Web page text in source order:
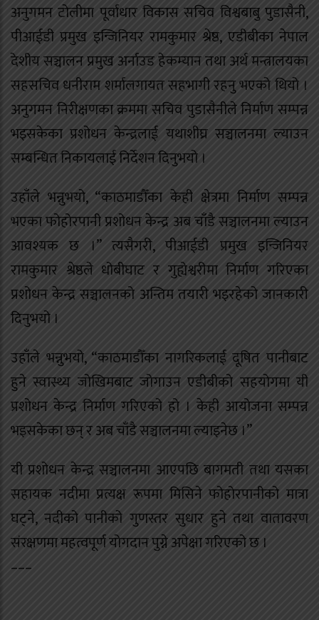
अनुगमन टोलीमा पूर्वाधार विकास सचिव विश्वबाबु पुडासैनी,
पीआईडी प्रमुख इन्जिनियर रामकुमार श्रेष्ठ, एडीबीका नेपाल
देशीय सञ्चालन प्रमुख अर्नाउड हेकम्यान तथा अर्थ मन्त्रालयका
सहसचिव धनीराम शर्मालगायत सहभागी रहनु भएको थियो ।
अनुगमन निरीक्षणका क्रममा सचिव पुडासैनीले निर्माण सम्पन्न
भइसकेका प्रशोधन केन्द्रलाई यथाशीघ्र सञ्चालनमा ल्याउन
सम्बन्धित निकायलाई निर्देशन दिनुभयो ।
उहाँले भन्नुभयो, “काठमाडौँका केही क्षेत्रमा निर्माण सम्पन्न
भएका फोहोरपानी प्रशोधन केन्द्र अब चाँडै सञ्चालनमा ल्याउन
आवश्यक छ ।” त्यसैगरी, पीआईडी प्रमुख इन्जिनियर
रामकुमार श्रेष्ठले धोबीघाट र गुह्येश्वरीमा निर्माण गरिएका
प्रशोधन केन्द्र सञ्चालनको अन्तिम तयारी भइरहेको जानकारी
दिनुभयो ।
उहाँले भन्नुभयो, “काठमाडौँका नागरिकलाई दूषित पानीबाट
हुने स्वास्थ्य जोखिमबाट जोगाउन एडीबीको सहयोगमा यी
प्रशोधन केन्द्र निर्माण गरिएको हो । केही आयोजना सम्पन्न
भइसकेका छन् र अब चाँडै सञ्चालनमा ल्याइनेछ ।”
यी प्रशोधन केन्द्र सञ्चालनमा आएपछि बागमती तथा यसका
सहायक नदीमा प्रत्यक्ष रूपमा मिसिने फोहोरपानीको मात्रा
घट्ने, नदीको पानीको गुणस्तर सुधार हुने तथा वातावरण
संरक्षणमा महत्वपूर्ण योगदान पुग्ने अपेक्षा गरिएको छ ।
–––